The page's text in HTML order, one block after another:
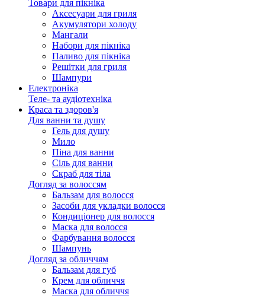
Товари для пікніка
Аксесуари для гриля
Акумулятори холоду
Мангали
Набори для пікніка
Паливо для пікніка
Решітки для гриля
Шампури
Електроніка
Теле- та аудіотехніка
Краса та здоров'я
Для ванни та душу
Гель для душу
Мило
Піна для ванни
Сіль для ванни
Скраб для тіла
Догляд за волоссям
Бальзам для волосся
Засоби для укладки волосся
Кондиціонер для волосся
Маска для волосся
Фарбування волосся
Шампунь
Догляд за обличчям
Бальзам для губ
Крем для обличчя
Маска для обличчя